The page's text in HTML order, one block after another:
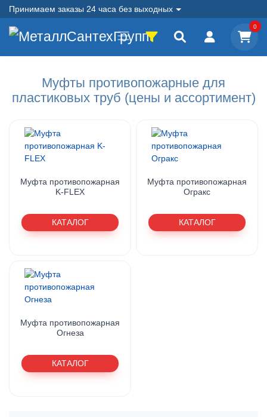
Принимаем заказы 24 часа без выходных
0
Муфты противопожарные для
пластиковых труб (цены и ассортимент)
Муфта противопожарная
K-FLEX
КАТАЛОГ
Муфта противопожарная
Огракс
КАТАЛОГ
Муфта противопожарная
Огнеза
КАТАЛОГ